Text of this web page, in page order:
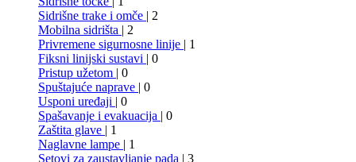
Sidrišne trake i omče | 2
Mobilna sidrišta | 2
Privremene sigurnosne linije | 1
Fiksni linijski sustavi | 0
Pristup užetom | 0
Spuštajuće naprave | 0
Usponi uređaji | 0
Spašavanje i evakuacija | 0
Zaštita glave | 1
Naglavne lampe | 1
Setovi za zaustavljanje pada | 3